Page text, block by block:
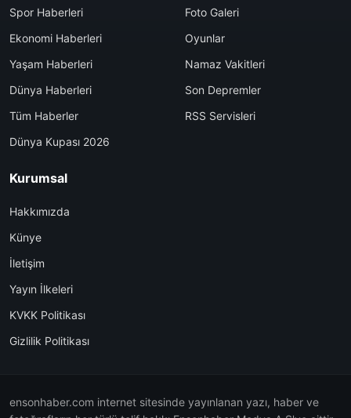
Spor Haberleri
Ekonomi Haberleri
Yaşam Haberleri
Dünya Haberleri
Tüm Haberler
Dünya Kupası 2026
Foto Galeri
Oyunlar
Namaz Vakitleri
Son Depremler
RSS Servisleri
Kurumsal
Hakkımızda
Künye
İletişim
Yayın İlkeleri
KVKK Politikası
Gizlilik Politikası
ensonhaber.com internet sitesinde yayınlanan yazı, haber ve